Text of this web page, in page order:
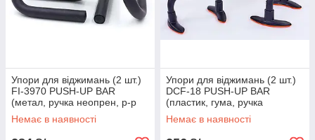
Упори для віджимань (2 шт.)
FI-3970 PUSH-UP BAR
(метал, ручка неопрен, р-р
11x21см)
Немає в наявності
Упори для віджимань (2 шт.)
DCF-18 PUSH-UP BAR
(пластик, гума, ручка
неопрен, р-р 23x15 см)
Немає в наявності